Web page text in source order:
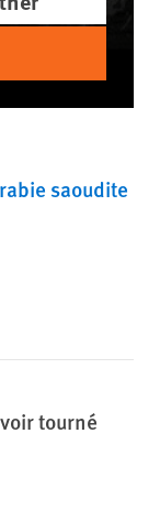
saoudite
tourné